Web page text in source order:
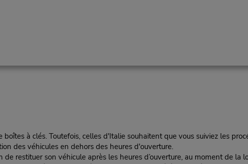
à clés. Toutefois, celles d'Italie souhaitent que vous suiviez les
des véhicules en dehors des heures d'ouverture.
de restituer son véhicule après les heures d’ouverture, au moment de la